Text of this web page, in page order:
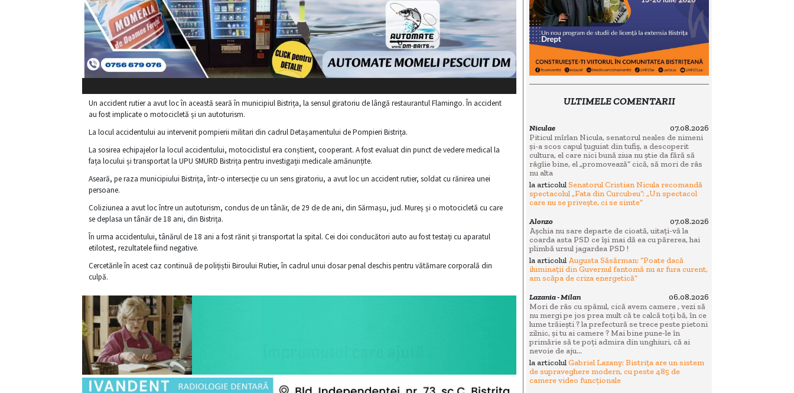
Un accident rutier a avut loc în această seară în municipiul Bistrița, la sensul giratoriu de lângă restaurantul Flamingo. În accident
au fost implicate o motocicletă și un autoturism.
La locul accidentului au intervenit pompierii militari din cadrul Detașamentului de Pompieri Bistrița.
La sosirea echipajelor la locul accidentului, motociclistul era conștient, cooperant. A fost evaluat din punct de vedere medical la
fața locului și transportat la UPU SMURD Bistrița pentru investigații medicale amănunțite.
Aseară, pe raza municipiului Bistrița, într-o intersecție cu un sens giratoriu, a avut loc un accident rutier, soldat cu rănirea unei
persoane.
Coliziunea a avut loc între un autoturism, condus de un tânăr, de 29 de de ani, din Sărmașu, jud. Mureș și o motocicletă cu care
se deplasa un tânăr de 18 ani, din Bistrița.
În urma accidentului, tânărul de 18 ani a fost rănit și transportat la spital. Cei doi conducători auto au fost testați cu aparatul
etilotest, rezultatele fiind negative.
Cercetările în acest caz continuă de polițiștii Biroului Rutier, în cadrul unui dosar penal deschis pentru vătămare corporală din
culpă.
ULTIMELE COMENTARII
Niculae
07.08.2026
Piticul mîrlan Nicula, senatorul neales de nimeni
și-a scos capul țuguiat din tufiș, a descoperit
cultura, el care nici bună ziua nu știe da fără să
râgîie bine, el „promovează” cică, să mori de râs
nu alta
la articolulSenatorul Cristian Nicula recomandă
spectacolul „Fata din Curcubeu”: „Un spectacol
care nu se privește, ci se simte”
Alonzo
07.08.2026
Așchia nu sare departe de cioată, uitați-vă la
coarda asta PSD ce își mai dă ea cu părerea, hai
plimbă ursul jagardea PSD !
la articolul Augusta Săsărman: “Poate dacă
iluminații din Guvernul fantomă nu ar fura curent,
am scăpa de criza energetică”
Lazania - Milan
06.08.2026
Mori de râs cu spânul, cică avem camere , vezi să
nu mergi pe jos prea mult că te calcă toți bă, în ce
lume trăiești ? la prefectură se trece peste pietoni
zilnic, și tu ai camere ? Mai bine pune-le în
primărie să te poți admira din unghiuri, că ai
nevoie de aju...
la articolulGabriel Lazany: Bistrița are un sistem
de supraveghere modern, cu peste 485 de
camere video funcționale